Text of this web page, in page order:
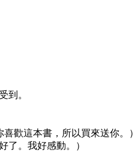
到。
喜歡這本書，所以買來送你。）
了。我好感動。）